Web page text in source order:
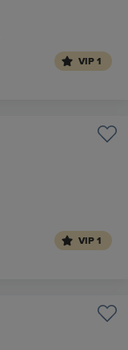
VIP 1
VIP 1